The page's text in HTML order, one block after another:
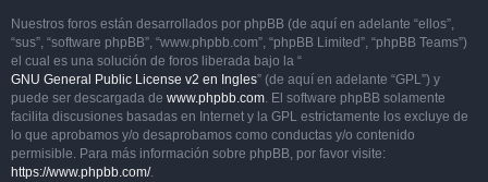
Nuestros foros están desarrollados por phpBB (de aquí en adelante “ellos”,
“sus”, “software phpBB”, “www.phpbb.com”, “phpBB Limited”, “phpBB Teams”)
el cual es una solución de foros liberada bajo la “
GNU General Public License v2 en Ingles” (de aquí en adelante “GPL”) y
puede ser descargada de www.phpbb.com. El software phpBB solamente
facilita discusiones basadas en Internet y la GPL estrictamente los excluye de
lo que aprobamos y/o desaprobamos como conductas y/o contenido
permisible. Para más información sobre phpBB, por favor visite:
https://www.phpbb.com/.